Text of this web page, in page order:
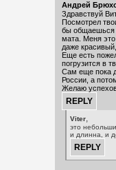
Андрей
Здравствуй
Посмотрел
бы общаешься
мата. Меня
даже
Еще есть
погрузится в
Сам еще пока
России, а
Желаю
Viter,
это
и длинна, и